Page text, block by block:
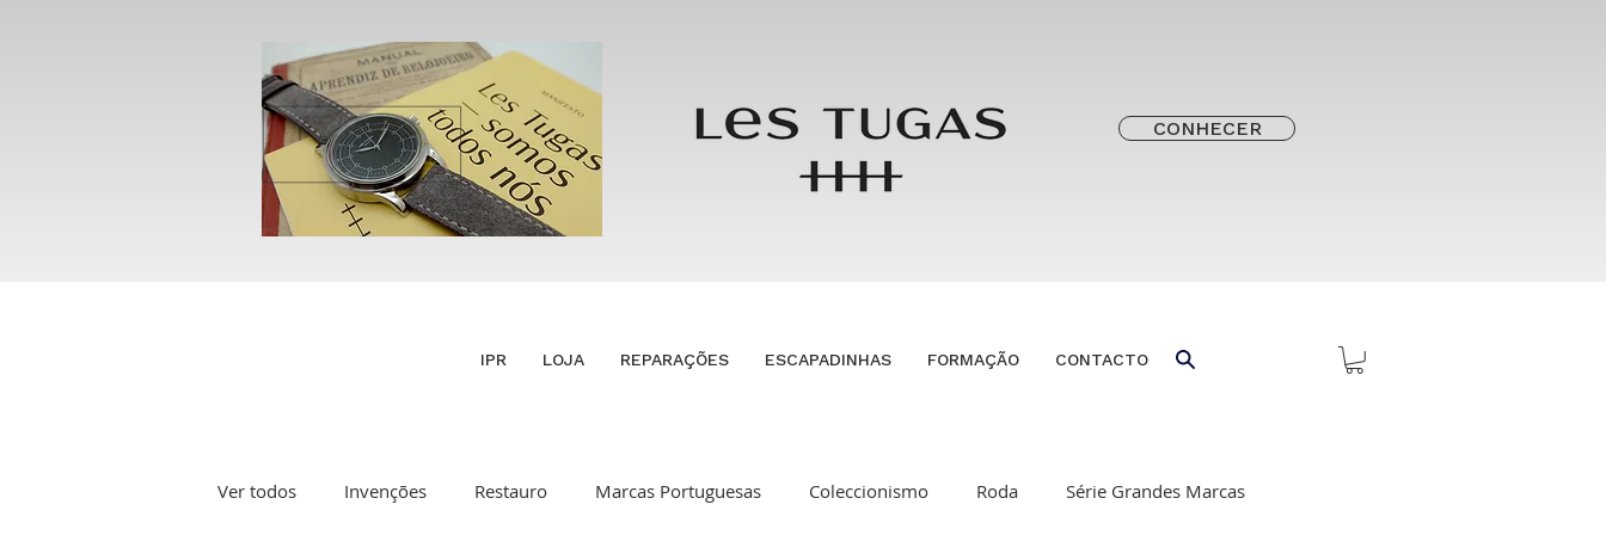
CONHECER
IPR LOJA REPARAÇÕES ESCAPADINHAS FORMAÇÃO CONTACTO
Ver todos Invenções Restauro Marcas Portuguesas Coleccionismo Roda Série Grandes Marcas